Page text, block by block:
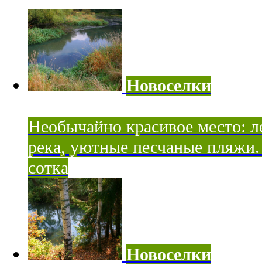
Новоселки
Необычайно красивое место:
река, уютные песчаные
сотка
Новоселки